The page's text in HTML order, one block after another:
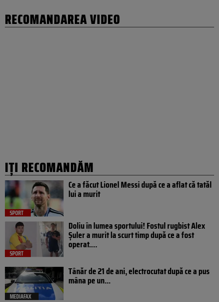
RECOMANDAREA VIDEO
IȚI RECOMANDĂM
SPORT
Ce a făcut Lionel Messi după ce a aflat că tatăl
lui a murit
SPORT
Doliu în lumea sportului! Fostul rugbist Alex
Șuler a murit la scurt timp după ce a fost
operat.…
MEDIAFAX
Tânăr de 21 de ani, electrocutat după ce a pus
mâna pe un...